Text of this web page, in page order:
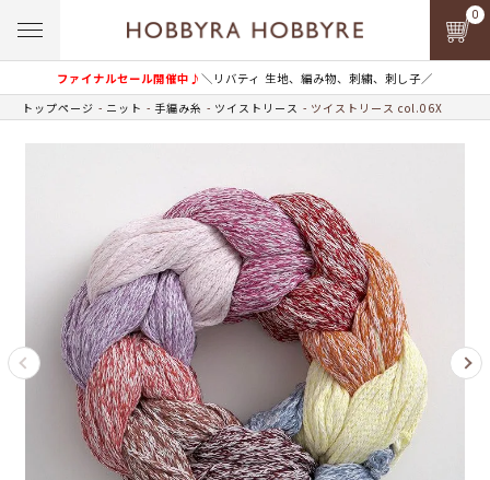
ファイナルセール開催中♪＼リバティ 生地、編み物、刺繍、刺し子／
0
トップページ ニット 手編み糸 ツイストリース ツイストリース col.06X